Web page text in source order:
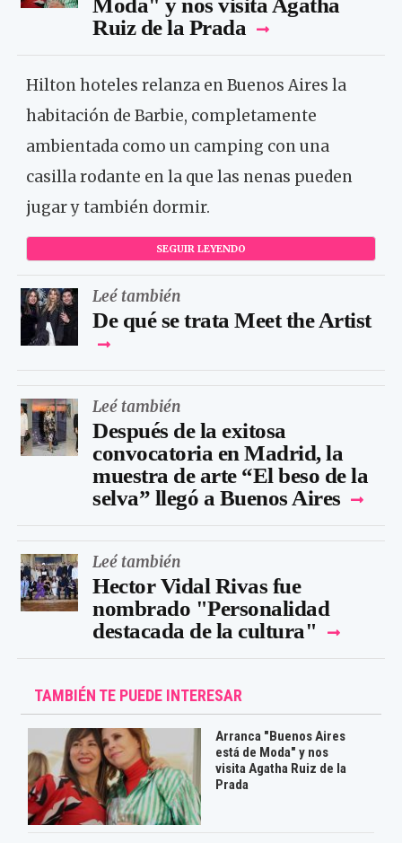
Ruiz de la Prada
Hilton hoteles relanza en Buenos Aires la
habitación de Barbie, completamente
ambientada como un camping con una
casilla rodante en la que las nenas pueden
jugar y también dormir.
SEGUIR LEYENDO
Leé también
De qué se trata Meet the Artist
Leé también
Después de la exitosa
convocatoria en Madrid, la
muestra de arte “El beso de la
selva” llegó a Buenos Aires
Leé también
Hector Vidal Rivas fue
nombrado "Personalidad
destacada de la cultura"
TAMBIÉN TE PUEDE INTERESAR
Arranca "Buenos Aires
está de Moda" y nos
visita Agatha Ruiz de la
Prada